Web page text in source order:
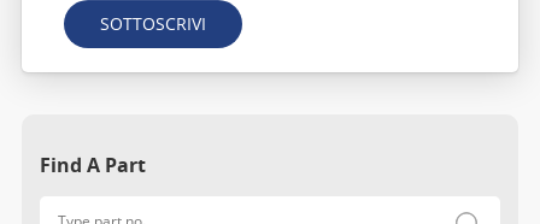
SOTTOSCRIVI
Find A Part